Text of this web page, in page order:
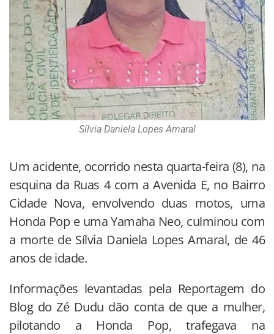
Sílvia Daniela Lopes Amaral
Um acidente, ocorrido nesta quarta-feira (8), na
esquina da Ruas 4 com a Avenida E, no Bairro
Cidade Nova, envolvendo duas motos, uma
Honda Pop e uma Yamaha Neo, culminou com
a morte de Sílvia Daniela Lopes Amaral, de 46
anos de idade.
Informações levantadas pela Reportagem do
Blog do Zé Dudu dão conta de que a mulher,
pilotando a Honda Pop, trafegava na